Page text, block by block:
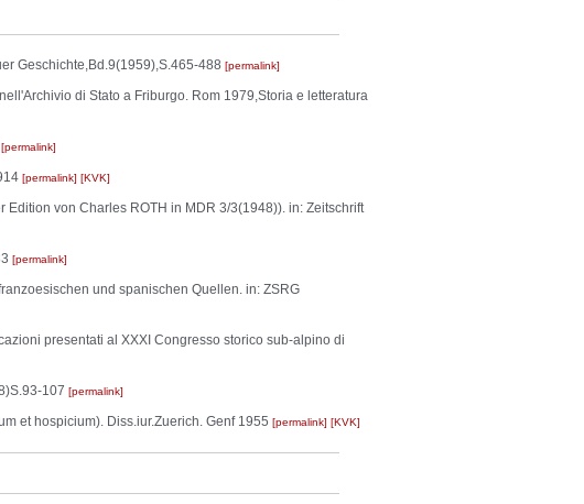
Geschichte,Bd.9(1959),S.465-488 permalink
di Stato a Friburgo. Rom 1979,Storia e letteratura
permalink
permalink KVK
von Charles ROTH in MDR 3/3(1948)). in: Zeitschrift
permalink
und spanischen Quellen. in: ZSRG
presentati al XXXI Congresso storico sub-alpino di
107 permalink
et hospicium). Diss.iur.Zuerich. Genf 1955 permalink KVK